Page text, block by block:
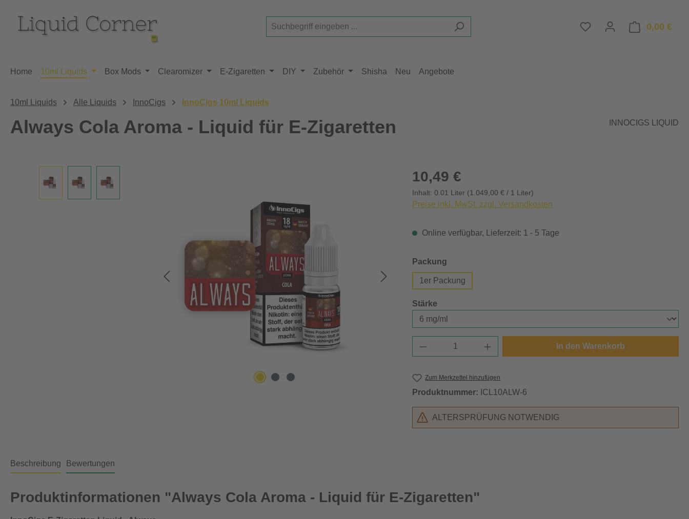
Du hast 0 Produkte auf
0,00 €
Home 10ml Liquids Box Mods Clearomizer E-Zigaretten DIY Zubehör Shisha Neu Angebote
10ml Liquids Alle Liquids InnoCigs InnoCigs 10ml Liquids
Always Cola Aroma - Liquid für E-Zigaretten INNOCIGS LIQUID
Regulärer Preis:
10,49 €
Inhalt: 0.01 Liter (1.049,00 € / 1 Liter)
Preise inkl. MwSt. zzgl. Versandkosten
Online verfügbar, Lieferzeit: 1 - 5 Tage
Packung
1er Packung
Stärke
Produkt Anzahl: Gib den gewünschten Wert ein
In den Warenkorb
Zum Merkzettel hinzufügen
Produktnummer: ICL10ALW-6
ALTERSPRÜFUNG NOTWENDIG
Beschreibung Bewertungen
Produktinformationen "Always Cola Aroma - Liquid für E-Zigaretten"